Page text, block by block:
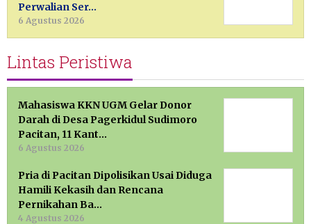
Perwalian Ser…
6 Agustus 2026
Lintas Peristiwa
Mahasiswa KKN UGM Gelar Donor
Darah di Desa Pagerkidul Sudimoro
Pacitan, 11 Kant…
6 Agustus 2026
Pria di Pacitan Dipolisikan Usai Diduga
Hamili Kekasih dan Rencana
Pernikahan Ba…
4 Agustus 2026